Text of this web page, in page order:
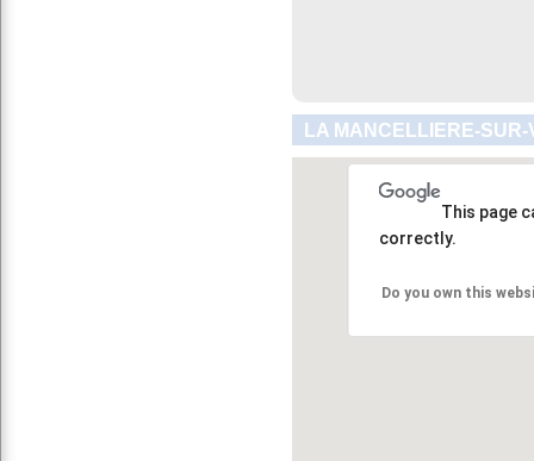
LA MANCELLIERE-
This page
correctly.
Do you own this